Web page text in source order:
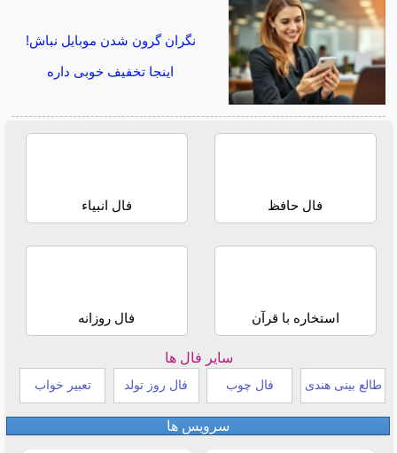
نگران گرون شدن موبایل نباش!
اینجا تخفیف خوبی داره
فال حافظ فال انبیاء
استخاره با قرآن فال روزانه
سایر فال ها
طالع بینی هندی فال چوب فال روز تولد تعبیر خواب
سرویس ها